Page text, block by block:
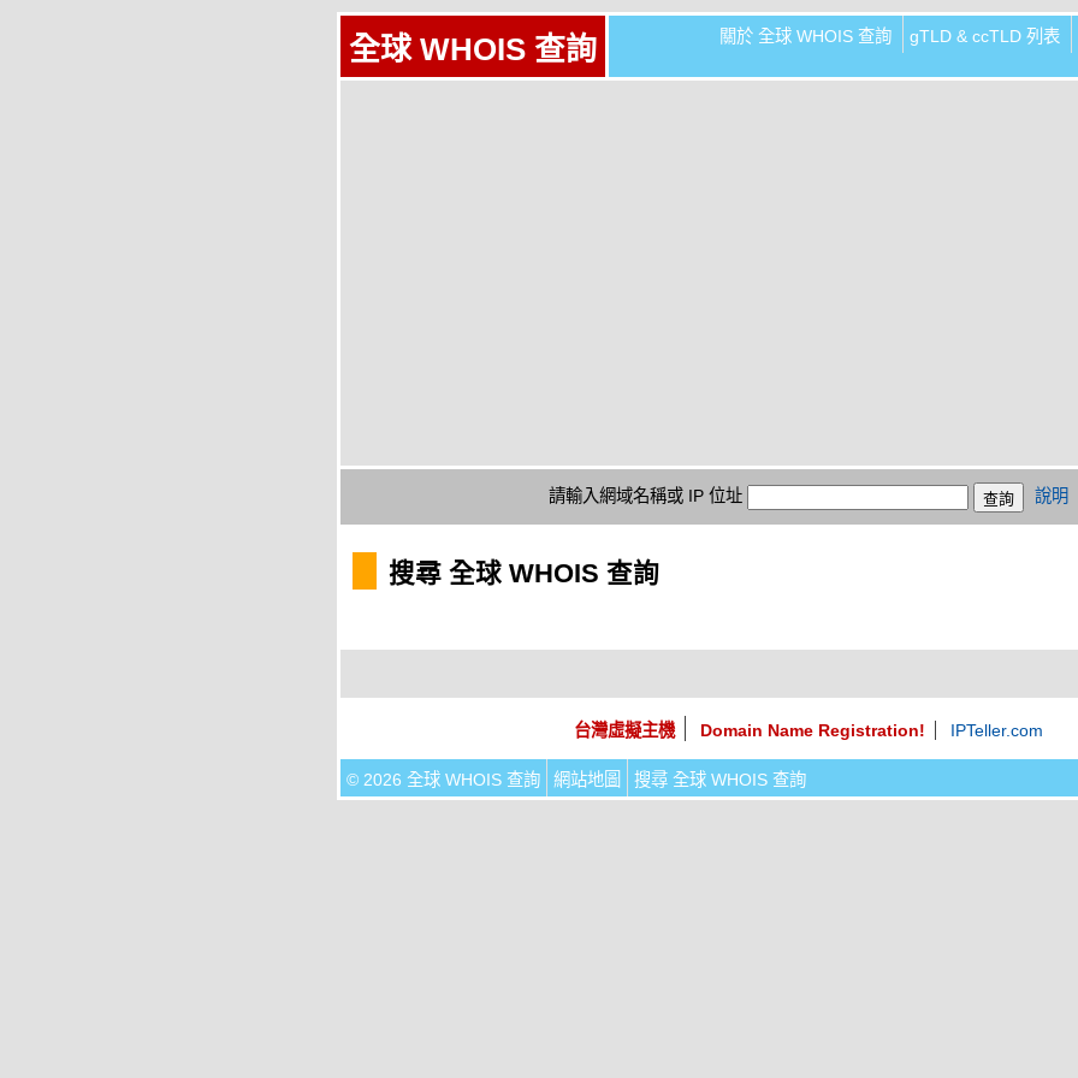
全球 WHOIS 查詢 關於 全球 WHOIS 查詢 gTLD & ccTLD 列表
請輸入網域名稱或 IP 位址 說明
搜尋 全球 WHOIS 查詢
台灣虛擬主機 Domain Name Registration! IPTeller.com
© 2026 全球 WHOIS 查詢 網站地圖 搜尋 全球 WHOIS 查詢